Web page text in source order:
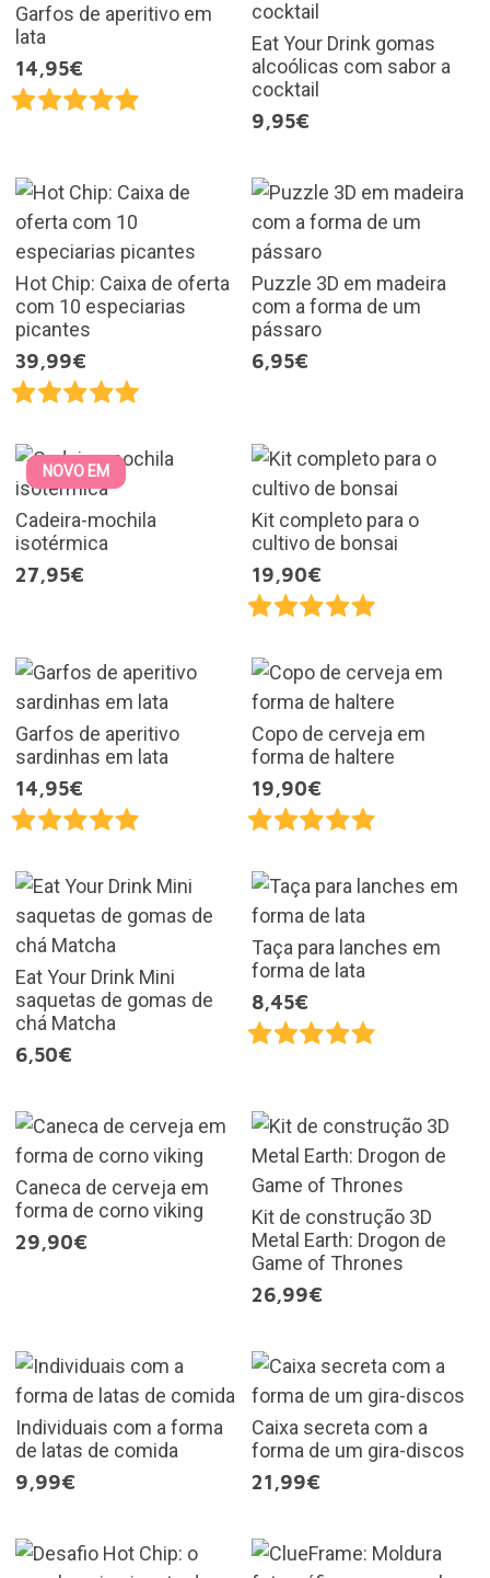
Garfos de aperitivo em
lata
14,95€
Eat Your Drink gomas
alcoólicas com sabor a
cocktail
9,95€
Hot Chip: Caixa de oferta
com 10 especiarias
picantes
39,99€
Puzzle 3D em madeira
com a forma de um
pássaro
6,95€
NOVO EM
Cadeira-mochila
isotérmica
27,95€
Kit completo para o
cultivo de bonsai
19,90€
Garfos de aperitivo
sardinhas em lata
14,95€
Copo de cerveja em
forma de haltere
19,90€
Eat Your Drink Mini
saquetas de gomas de
chá Matcha
6,50€
Taça para lanches em
forma de lata
8,45€
Caneca de cerveja em
forma de corno viking
29,90€
Kit de construção 3D
Metal Earth: Drogon de
Game of Thrones
26,99€
Individuais com a forma
de latas de comida
9,99€
Caixa secreta com a
forma de um gira-discos
21,99€